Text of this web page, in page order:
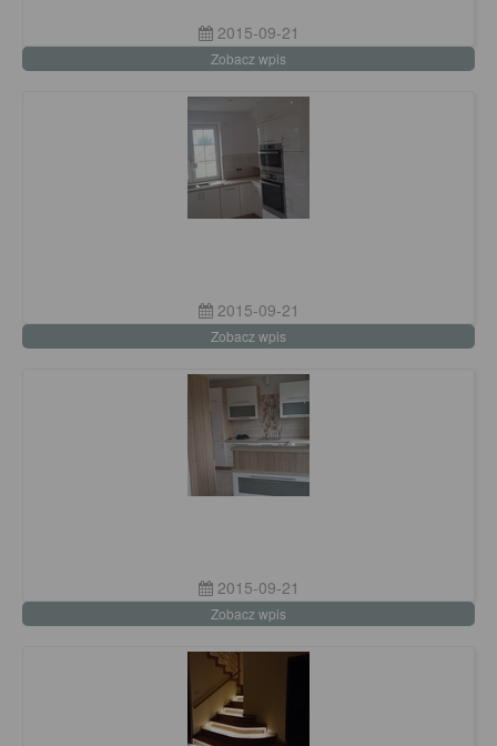
2015-09-21
Zobacz wpis
2015-09-21
Zobacz wpis
2015-09-21
Zobacz wpis